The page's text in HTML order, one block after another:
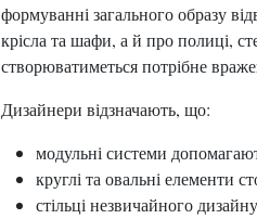
формуванні загального образу
крісла та шафи, а й про полиці,
створюватиметься потрібне
Дизайнери відзначають, що:
модульні системи
круглі та овальні елементи
стільці незвичайного